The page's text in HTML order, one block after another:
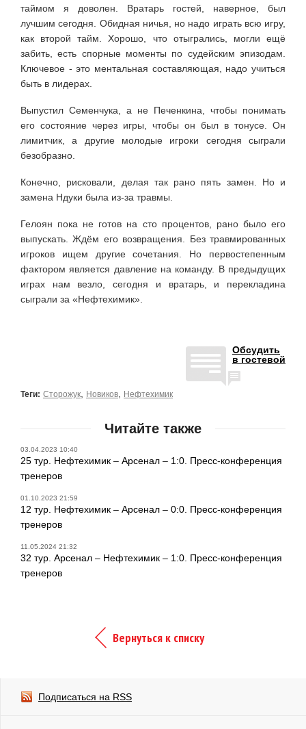
таймом я доволен. Вратарь гостей, наверное, был
лучшим сегодня. Обидная ничья, но надо играть всю игру,
как второй тайм. Хорошо, что отыгрались, могли ещё
забить, есть спорные моменты по судейским эпизодам.
Ключевое - это ментальная составляющая, надо учиться
быть в лидерах.
Выпустил Семенчука, а не Печенкина, чтобы понимать
его состояние через игры, чтобы он был в тонусе. Он
лимитчик, а другие молодые игроки сегодня сыграли
безобразно.
Конечно, рисковали, делая так рано пять замен. Но и
замена Ндуки была из-за травмы.
Гелоян пока не готов на сто процентов, рано было его
выпускать. Ждём его возвращения. Без травмированных
игроков ищем другие сочетания. Но первостепенным
фактором является давление на команду. В предыдущих
играх нам везло, сегодня и вратарь, и перекладина
сыграли за «Нефтехимик».
Обсудить
в гостевой
Теги: Сторожук Новиков Нефтехимик
Читайте также
03.04.2023 10:40
25 тур. Нефтехимик – Арсенал – 1:0. Пресс-конференция
тренеров
01.10.2023 21:59
12 тур. Нефтехимик – Арсенал – 0:0. Пресс-конференция
тренеров
11.05.2024 21:32
32 тур. Арсенал – Нефтехимик – 1:0. Пресс-конференция
тренеров
Вернуться к списку
Подписаться на RSS